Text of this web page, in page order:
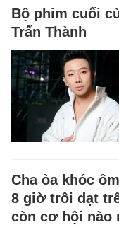
Bộ phim cuối
Trấn Thành
Cha òa khóc
8 giờ trôi dạt
còn cơ hội nào